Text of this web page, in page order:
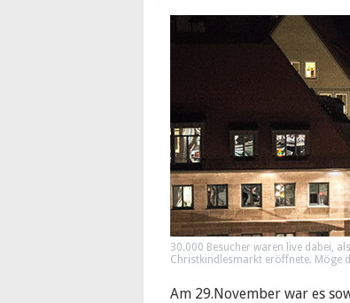
30.000 Besucher waren live dabei,
Christkindlesmarkt eröffnete. Möge
Am 29.November war es